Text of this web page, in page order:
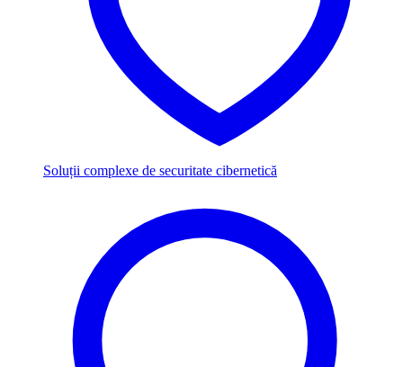
Soluții complexe de securitate cibernetică